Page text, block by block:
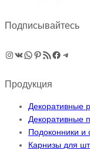
Подписывайтесь
Instagram
ВКонтакте
WhatsApp
Pinterest
RSS-рассылка
Facebook
Продукция
Декоративные
Декоративные
Подоконники и
Карнизы для